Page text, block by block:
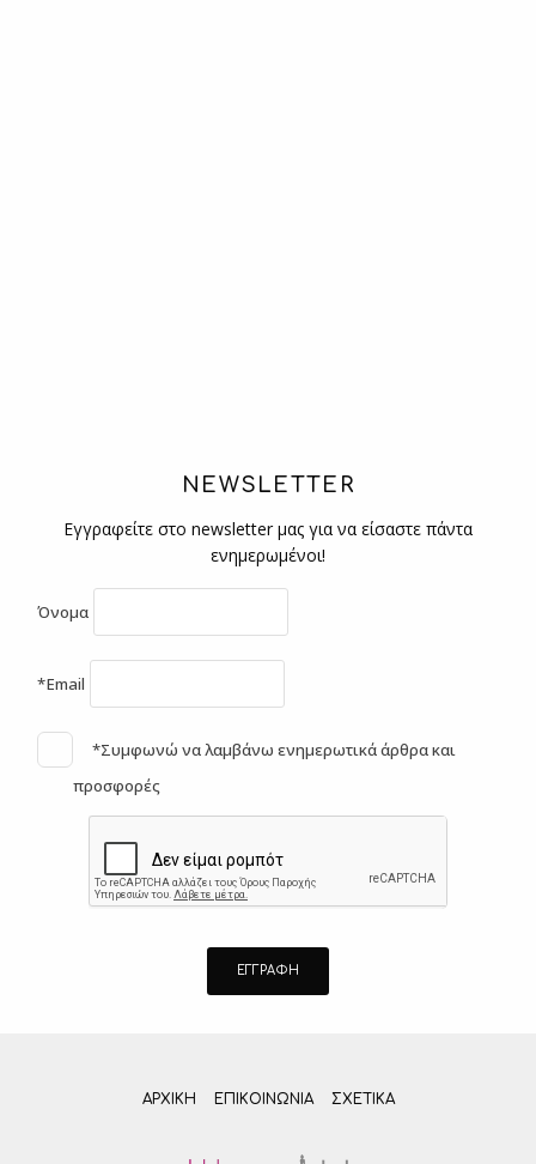
NEWSLETTER
Εγγραφείτε στο newsletter μας για να είσαστε πάντα
ενημερωμένοι!
Όνομα
*Email
*Συμφωνώ να λαμβάνω ενημερωτικά άρθρα και
προσφορές
ΑΡΧΙΚΗ ΕΠΙΚΟΙΝΩΝΊΑ ΣΧΕΤΙΚΆ